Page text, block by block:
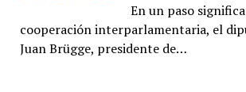
En un paso
cooperación interparlamentaria, el
Juan Brügge, presidente de…